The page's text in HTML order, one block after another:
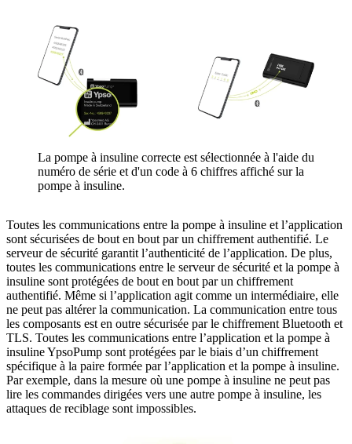
La pompe à insuline correcte est sélectionnée à l'aide du
numéro de série et d'un code à 6 chiffres affiché sur la
pompe à insuline.
Toutes les communications entre la pompe à insuline et l’application
sont sécurisées de bout en bout par un chiffrement authentifié. Le
serveur de sécurité garantit l’authenticité de l’application. De plus,
toutes les communications entre le serveur de sécurité et la pompe à
insuline sont protégées de bout en bout par un chiffrement
authentifié. Même si l’application agit comme un intermédiaire, elle
ne peut pas altérer la communication. La communication entre tous
les composants est en outre sécurisée par le chiffrement Bluetooth et
TLS. Toutes les communications entre l’application et la pompe à
insuline YpsoPump sont protégées par le biais d’un chiffrement
spécifique à la paire formée par l’application et la pompe à insuline.
Par exemple, dans la mesure où une pompe à insuline ne peut pas
lire les commandes dirigées vers une autre pompe à insuline, les
attaques de reciblage sont impossibles.